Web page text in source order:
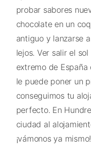
probar sabores
chocolate en un
antiguo y lanzarse
lejos. Ver salir el
extremo de España
le puede poner un
conseguimos tu
perfecto. En
ciudad al
¡vámonos ya mismo!